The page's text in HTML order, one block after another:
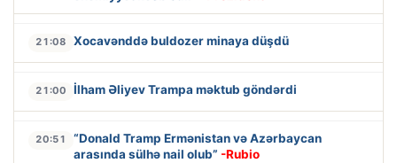
21:08 Xocavənddə buldozer minaya düşdü
21:00 İlham Əliyev Trampa məktub göndərdi
20:51
“Donald Tramp Ermənistan və Azərbaycan
arasında sülhə nail olub” -Rubio